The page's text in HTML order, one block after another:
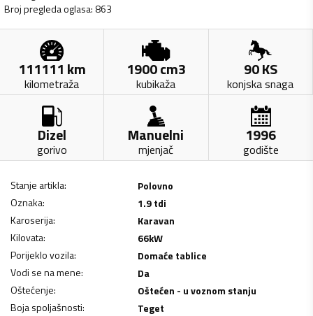
Broj pregleda oglasa: 863
111111 km
kilometraža
1900cm3
kubikaža
90KS
konjska snaga
Dizel
gorivo
Manuelni
mjenjač
1996
godište
Stanje artikla:
Polovno
Oznaka:
1.9 tdi
Karoserija:
Karavan
Kilovata: 66kW
Porijeklo vozila:
Domaće tablice
Vodi se na mene:
Da
Oštećenje:
Oštećen - u voznom stanju
Boja spoljašnosti:
Teget